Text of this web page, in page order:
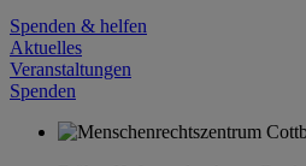
Spenden & helfen
Aktuelles
Veranstaltungen
Spenden